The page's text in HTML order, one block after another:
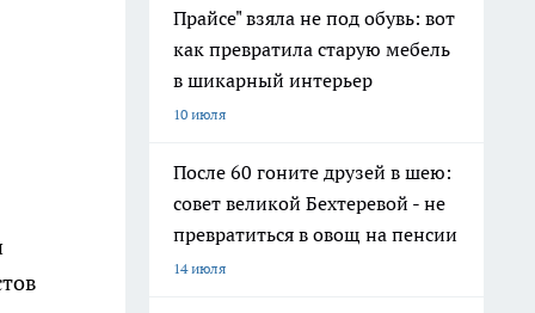
Прайсе" взяла не под обувь: вот
как превратила старую мебель
в шикарный интерьер
10 июля
После 60 гоните друзей в шею:
совет великой Бехтеревой - не
превратиться в овощ на пенсии
14 июля